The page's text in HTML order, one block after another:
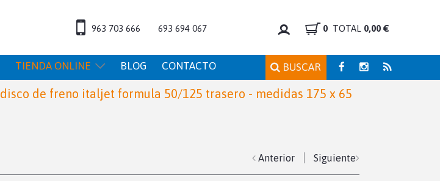
963 703 666 693 694 067 0 TOTAL 0,00 €
TIENDA ONLINE BLOG CONTACTO BUSCAR
disco de freno italjet formula 50/125 trasero - medidas 175 x 65
Anterior Siguiente